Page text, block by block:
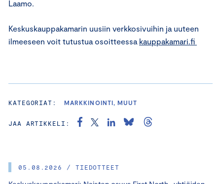
05.08.2026 / TIEDOTTEET
Laamo.
Keskuskauppakamarin uusiin verkkosivuihin ja uuteen
ilmeeseen voit tutustua osoitteessa kauppakamari.fi
KATEGORIAT: MARKKINOINTI, MUUT
JAA ARTIKKELI: